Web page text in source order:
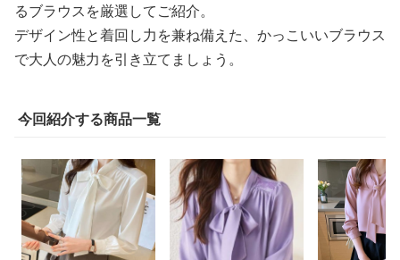
るブラウスを厳選してご紹介。
デザイン性と着回し力を兼ね備えた、かっこいいブラウス
で大人の魅力を引き立てましょう。
今回紹介する商品一覧